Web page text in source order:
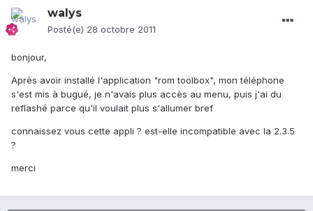
walys
Posté(e) 28 octobre 2011
bonjour,
Après avoir installé l'application "rom toolbox", mon téléphone
s'est mis à bugué, je n'avais plus accès au menu, puis j'ai du
reflashé parce qu'il voulait plus s'allumer bref
connaissez vous cette appli ? est-elle incompatible avec la 2.3.5
?
merci